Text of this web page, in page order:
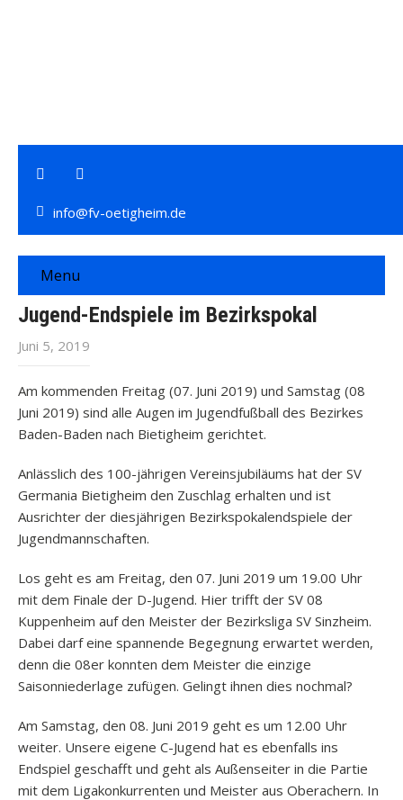
info@fv-oetigheim.de
Menu
Jugend-Endspiele im Bezirkspokal
Juni 5, 2019
Am kommenden Freitag (07. Juni 2019) und Samstag (08
Juni 2019) sind alle Augen im Jugendfußball des Bezirkes
Baden-Baden nach Bietigheim gerichtet.
Anlässlich des 100-jährigen Vereinsjubiläums hat der SV
Germania Bietigheim den Zuschlag erhalten und ist
Ausrichter der diesjährigen Bezirkspokalendspiele der
Jugendmannschaften.
Los geht es am Freitag, den 07. Juni 2019 um 19.00 Uhr
mit dem Finale der D-Jugend. Hier trifft der SV 08
Kuppenheim auf den Meister der Bezirksliga SV Sinzheim.
Dabei darf eine spannende Begegnung erwartet werden,
denn die 08er konnten dem Meister die einzige
Saisonniederlage zufügen. Gelingt ihnen dies nochmal?
Am Samstag, den 08. Juni 2019 geht es um 12.00 Uhr
weiter. Unsere eigene C-Jugend hat es ebenfalls ins
Endspiel geschafft und geht als Außenseiter in die Partie
mit dem Ligakonkurrenten und Meister aus Oberachern. In